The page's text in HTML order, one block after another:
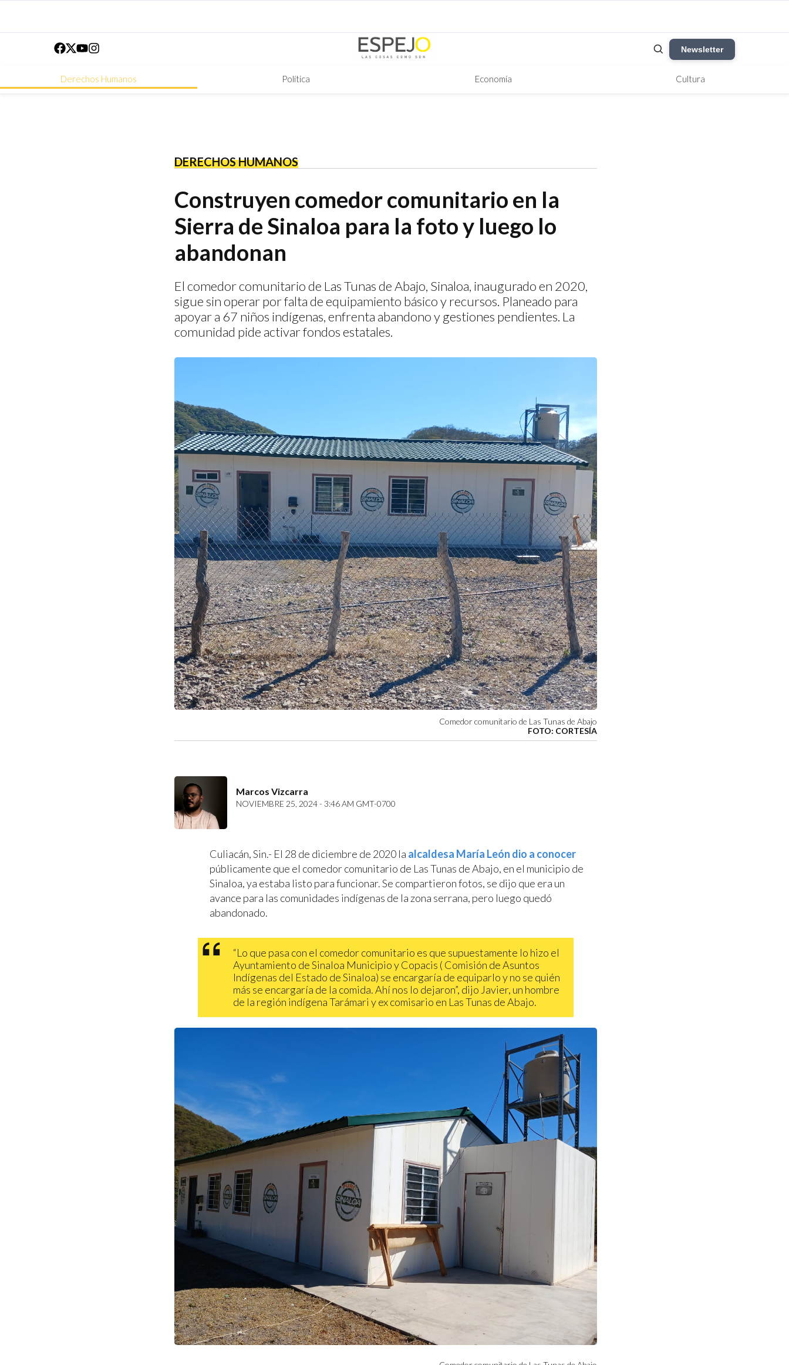
Newsletter
Derechos Humanos Política Economía Cultura
DERECHOS HUMANOS
Construyen comedor comunitario en la
Sierra de Sinaloa para la foto y luego lo
abandonan
El comedor comunitario de Las Tunas de Abajo, Sinaloa, inaugurado en 2020,
sigue sin operar por falta de equipamiento básico y recursos. Planeado para
apoyar a 67 niños indígenas, enfrenta abandono y gestiones pendientes. La
comunidad pide activar fondos estatales.
Comedor comunitario de Las Tunas de Abajo
FOTO: CORTESÍA
Marcos Vizcarra
NOVIEMBRE 25, 2024 - 3:46 AM GMT-0700
Culiacán, Sin.- El 28 de diciembre de 2020 la alcaldesa María León dio a conocer
públicamente que el comedor comunitario de Las Tunas de Abajo, en el municipio de
Sinaloa, ya estaba listo para funcionar. Se compartieron fotos, se dijo que era un
avance para las comunidades indígenas de la zona serrana, pero luego quedó
abandonado.
“Lo que pasa con el comedor comunitario es que supuestamente lo hizo el
Ayuntamiento de Sinaloa Municipio y Copacis ( Comisión de Asuntos
Indígenas del Estado de Sinaloa) se encargaría de equiparlo y no se quién
más se encargaría de la comida. Ahí nos lo dejaron”, dijo Javier, un hombre
de la región indígena Tarámari y ex comisario en Las Tunas de Abajo.